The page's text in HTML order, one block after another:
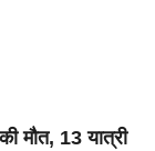
मौत, 13 यात्री